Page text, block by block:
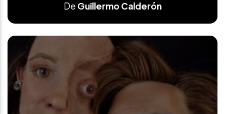
De Guillermo Calderón